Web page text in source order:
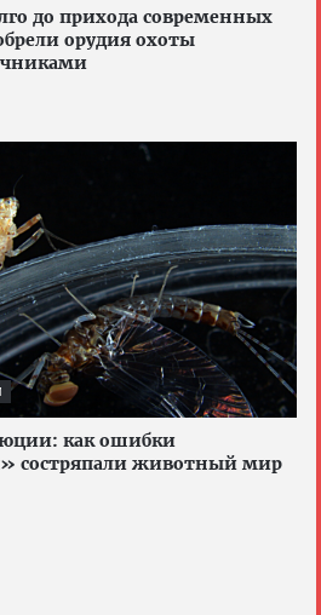
до прихода современных
орудия охоты
как ошибки
состряпали животный мир